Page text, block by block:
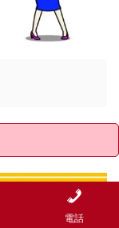
電話